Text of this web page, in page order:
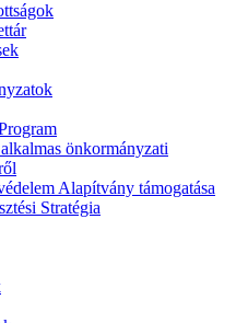
önkormányzati
Alapítvány támogatása
Stratégia